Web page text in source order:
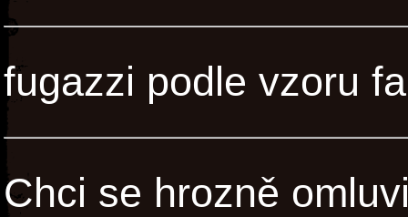
fugazzi podle vzoru
Chci se hrozně